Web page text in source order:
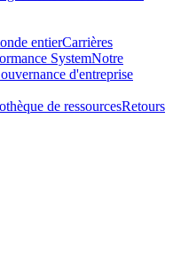
entierCarrières
SystemNotre
d'entreprise
de ressourcesRetours